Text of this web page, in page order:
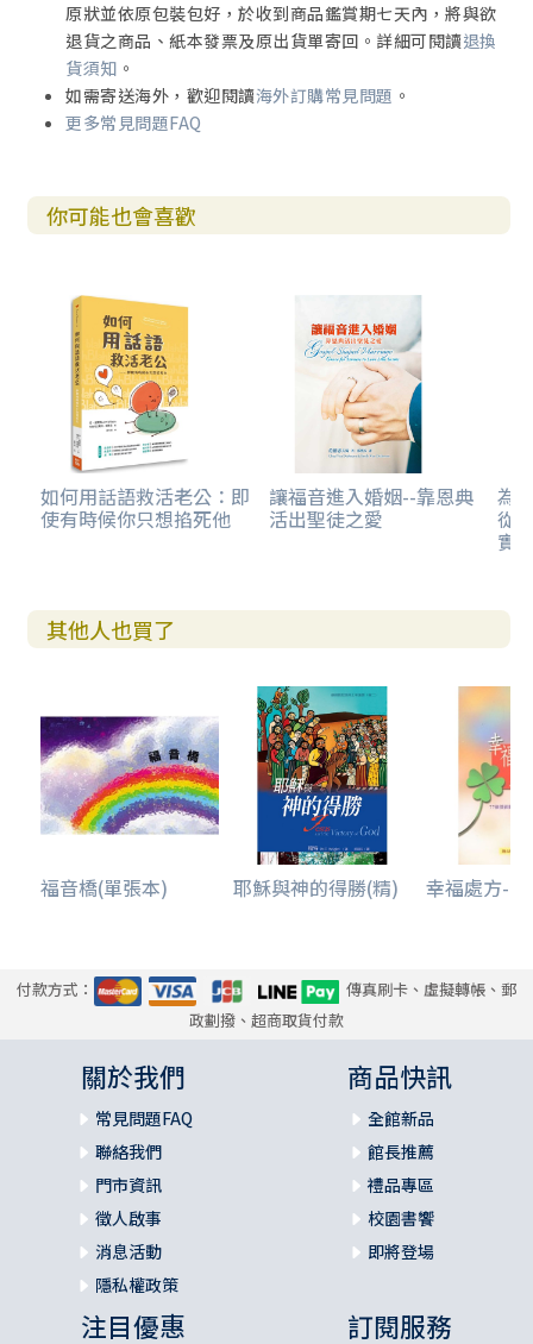
原狀並依原包裝包好，於收到商品鑑賞期七天內，將與欲
退貨之商品、紙本發票及原出貨單寄回。詳細可閱讀退換
貨須知 。
如需寄送海外，歡迎閱讀海外訂購常見問題 。
更多常見問題FAQ
你可能也會喜歡
如何用話語救活老公：即
使有時候你只想掐死他
讓福音進入婚姻--靠恩典
活出聖徒之愛
為
從
實
其他人也買了
福音橋(單張本) 耶穌與神的得勝(精) 幸福處方--
付款方式：
傳真刷卡、虛擬轉帳、郵
政劃撥、超商取貨付款
關於我們
常見問題FAQ
聯絡我們
門市資訊
徵人啟事
消息活動
隱私權政策
商品快訊
全館新品
館長推薦
禮品專區
校園書饗
即將登場
注目優惠 訂閱服務